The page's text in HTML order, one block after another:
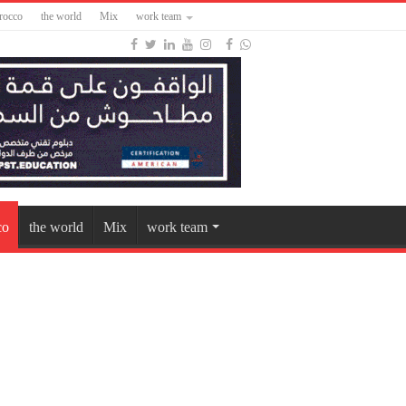
the world Mix work team
the world Mix work team